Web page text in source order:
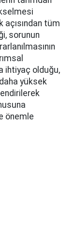
tüm
sorunun
ihtiyaç olduğu,
yüksek
önemle